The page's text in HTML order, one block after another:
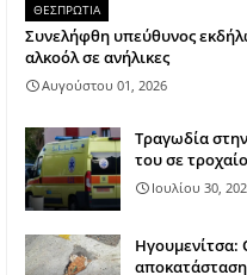
ΘΕΣΠΡΩΤΙΑ
Συνελήφθη υπεύθυνος
αλκοόλ σε ανήλικες
Αυγούστου 01, 2026
Τραγωδία
του σε τροχαίο
Ιουλίου 30,
Ηγουμενίτσα: